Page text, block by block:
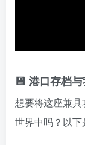
💾 港口存档
想要将这座兼
世界中吗？以下